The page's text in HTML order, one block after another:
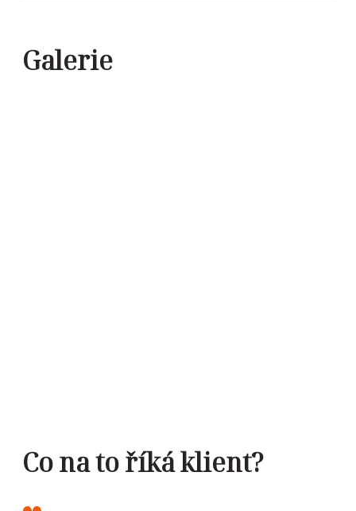
Galerie
Co na to říká klient?